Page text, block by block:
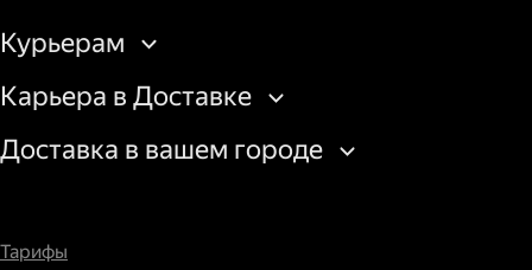
Курьерам
Карьера в Доставке
Доставка в вашем городе
Тарифы